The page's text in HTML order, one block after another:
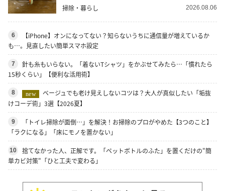
掃除・暮らし 2026.08.06
6
【iPhone】オンになってない？知らないうちに通信量が増えているか
も…。見直したい簡単スマホ設定
7
針も糸もいらない。「着ないTシャツ」をかぶせてみたら…「慣れたら
15秒くらい」【便利な活用術】
8 new
ベージュでも老け見えしないコツは？大人が真似したい「垢抜
けコーデ術」3選【2026夏】
9
「トイレ掃除が面倒…」を解決！お掃除のプロがやめた【3つのこと】
「ラクになる」「床にモノを置かない」
10
捨てなかった人、正解です。「ペットボトルのふた」を置くだけの"簡
単カビ対策"「ひと工夫で変わる」